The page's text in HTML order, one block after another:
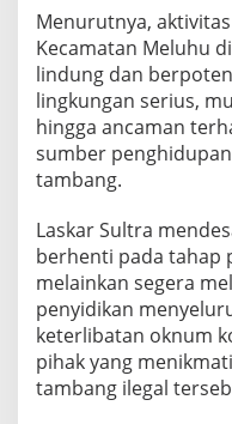
u
t
u
p
M
a
a
Menurutnya,
Kecamatan Meluhu
lindung dan
lingkungan serius,
hingga ancaman
sumber
tambang.
Laskar Sultra
berhenti pada tahap
melainkan segera
penyidikan
keterlibatan oknum
pihak yang
tambang ilegal